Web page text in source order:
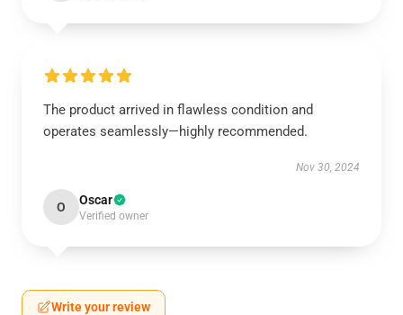
The product arrived in flawless condition and
operates seamlessly—highly recommended.
Nov 30, 2024
O Oscar
Verified owner
Write your review